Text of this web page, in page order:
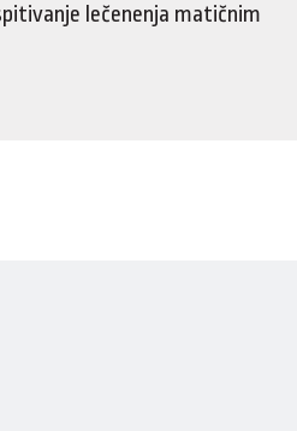
lečenenja matičnim